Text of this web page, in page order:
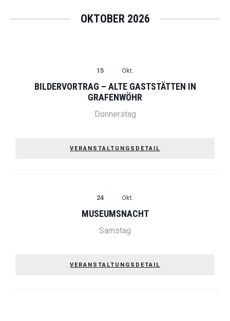
OKTOBER 2026
15 Okt.
BILDERVORTRAG – ALTE GASTSTÄTTEN IN
GRAFENWÖHR
Donnerstag
VERANSTALTUNGSDETAIL
24 Okt.
MUSEUMSNACHT
Samstag
VERANSTALTUNGSDETAIL